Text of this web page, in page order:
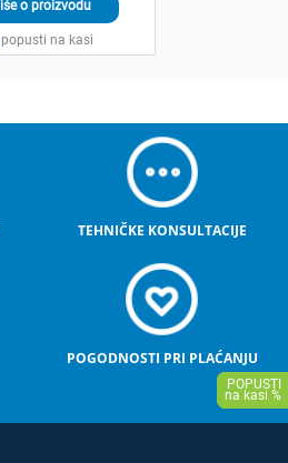
TEHNIČKE KONSULTACIJE
POGODNOSTI PRI PLAĆANJU